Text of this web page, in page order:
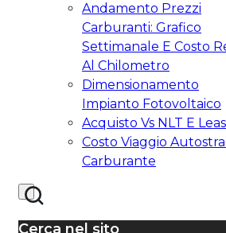
Andamento Prezzi
Carburanti: Grafico
Settimanale E Costo
Al Chilometro
Dimensionamento
Impianto Fotovoltaico
Acquisto Vs NLT E
Costo Viaggio
Carburante
Cerca nel sito